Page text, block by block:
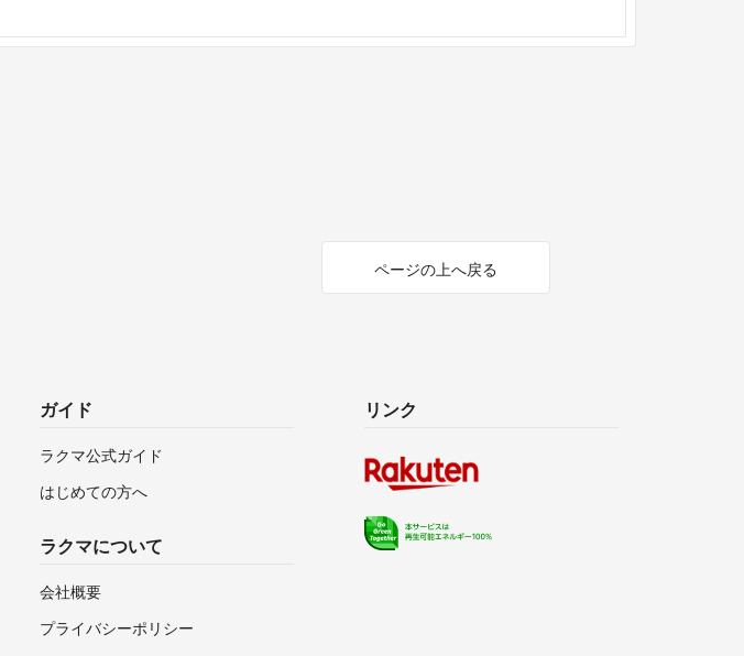
ページの上へ戻る
ガイド
ラクマ公式ガイド
はじめての方へ
ラクマについて
会社概要
プライバシーポリシー
リンク